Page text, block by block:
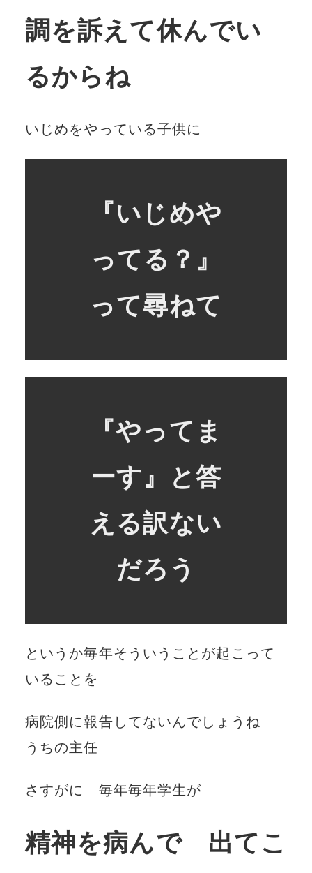
調を訴えて休んでい
るからね
いじめをやっている子供に
『いじめや
ってる？』
って尋ねて
『やってま
ーす』と答
える訳ない
だろう
というか毎年そういうことが起こって
いることを
病院側に報告してないんでしょうね
うちの主任
さすがに 毎年毎年学生が
精神を病んで 出てこ